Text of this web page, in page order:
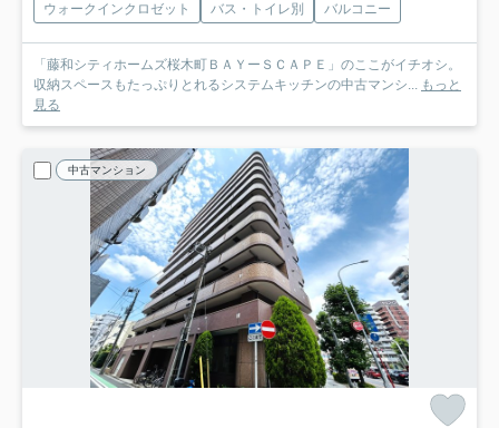
ウォークインクロゼット
バス・トイレ別 バルコニー
「藤和シティホームズ桜木町ＢＡＹーＳＣＡＰＥ」のここがイチオシ。
収納スペースもたっぷりとれるシステムキッチンの中古マンシ... もっと
見る
中古マンション